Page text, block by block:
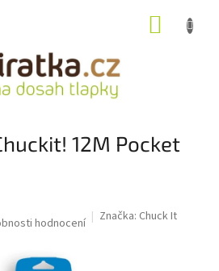
12M Pocket
hodnocení Značka: Chuck It